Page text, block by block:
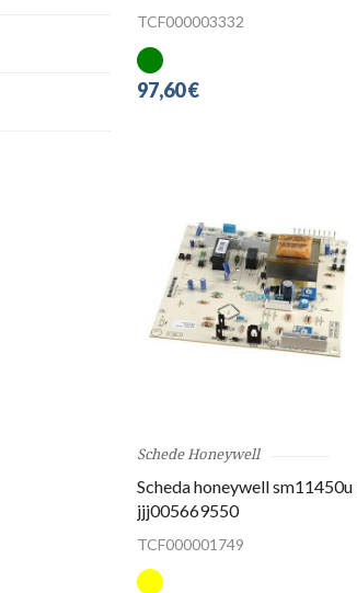
TCF000003332
97,60 €
Schede Honeywell
Scheda honeywell
jjj005669550
TCF000001749